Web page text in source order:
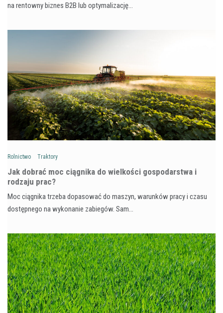
na rentowny biznes B2B lub optymalizację…
Rolnictwo Traktory
Jak dobrać moc ciągnika do wielkości gospodarstwa i
rodzaju prac?
Moc ciągnika trzeba dopasować do maszyn, warunków pracy i czasu
dostępnego na wykonanie zabiegów. Sam…